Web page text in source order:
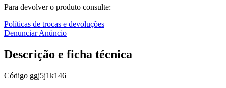
Para devolver o produto consulte:
Políticas de trocas e devoluções
Denunciar Anúncio
Descrição e ficha técnica
Código ggj5j1k146